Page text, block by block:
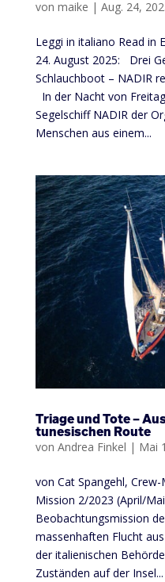
von maike | Aug. 24,
Leggi in italiano Read in
24. August 2025: Drei
Schlauchboot – NADIR
In der Nacht von
Segelschiff NADIR der
Menschen aus einem...
Triage und Tote –
tunesischen Route
von Andrea Finkel | Mai
von Cat Spangehl,
Mission 2/2023 (April/
Beobachtungsmission
massenhaften Flucht
der italienischen
Zuständen auf der Insel...